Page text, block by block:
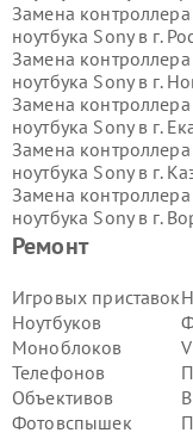
Ремонт
Игровых приставок
Ноутбуков
Моноблоков
Телефонов
Объективов
Фотовспышек
Замена
ноутбука Sony в г.
Замена
ноутбука Sony в г.
Замена
ноутбука Sony в г.
Замена
ноутбука Sony в г.
Замена
ноутбука Sony в г.
Замена контроллера
ноутбука Sony в г.
ноутбука Sony в г.
Замена
ноутбука Sony в г.
Замена контроллера
ноутбука Sony в г.
Замена